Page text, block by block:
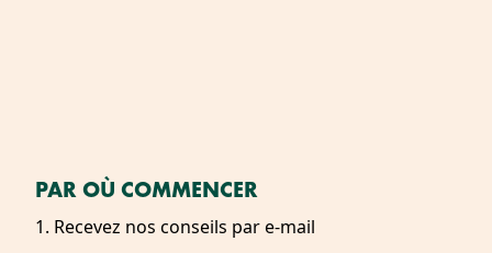
PAR OÙ COMMENCER
1. Recevez nos conseils par e-mail